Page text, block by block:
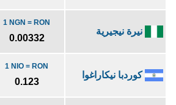
نيرة نيجيرية
1 NGN = RON
0.00332
كوردبا نيكاراغوا
1 NIO = RON
0.123